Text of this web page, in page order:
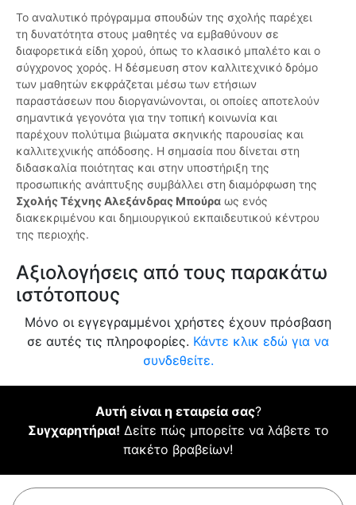
Το αναλυτικό πρόγραμμα σπουδών της σχολής παρέχει
τη δυνατότητα στους μαθητές να εμβαθύνουν σε
διαφορετικά είδη χορού, όπως το κλασικό μπαλέτο και ο
σύγχρονος χορός. Η δέσμευση στον καλλιτεχνικό δρόμο
των μαθητών εκφράζεται μέσω των ετήσιων
παραστάσεων που διοργανώνονται, οι οποίες αποτελούν
σημαντικά γεγονότα για την τοπική κοινωνία και
παρέχουν πολύτιμα βιώματα σκηνικής παρουσίας και
καλλιτεχνικής απόδοσης. Η σημασία που δίνεται στη
διδασκαλία ποιότητας και στην υποστήριξη της
προσωπικής ανάπτυξης συμβάλλει στη διαμόρφωση της
Σχολής Τέχνης Αλεξάνδρας Μπούρα ως ενός
διακεκριμένου και δημιουργικού εκπαιδευτικού κέντρου
της περιοχής.
Αξιολογήσεις από τους παρακάτω
ιστότοπους
Μόνο οι εγγεγραμμένοι χρήστες έχουν πρόσβαση
σε αυτές τις πληροφορίες. Κάντε κλικ εδώ για να
συνδεθείτε.
Αυτή είναι η εταιρεία σας?
Συγχαρητήρια! Δείτε πώς μπορείτε να λάβετε το
πακέτο βραβείων!